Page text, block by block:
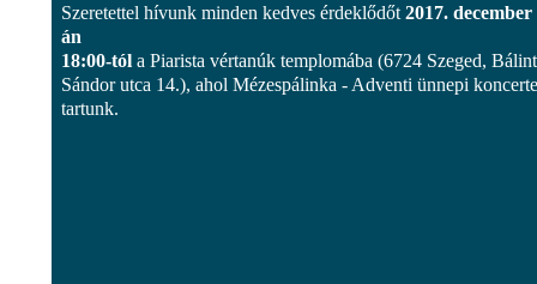
Szeretettel hívunk minden kedves érdeklődőt 2017. december
án
18:00-tól a Piarista vértanúk templomába (6724 Szeged, Bálint
Sándor utca 14.), ahol Mézespálinka - Adventi ünnepi
tartunk.